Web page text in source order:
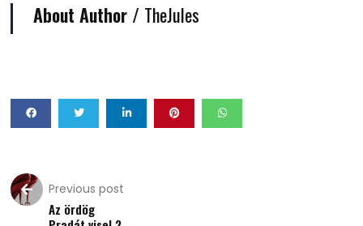
About Author / TheJules
Previous post
Az ördög